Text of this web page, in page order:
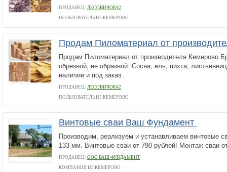
ПРОДАВЕЦ: ЛЕСОВИЧОК42
ПОЛЬЗОВАТЕЛЬ ИЗ КЕМЕРОВО
Продам Пиломатериал от
Продам Пиломатериал от производителя Кемерово
обрезной, не образной. Сосна, ель, пихта,
наличии и под заказ.
ПРОДАВЕЦ: ЛЕСОВИЧОК42
ПОЛЬЗОВАТЕЛЬ ИЗ КЕМЕРОВО
Винтовые сваи Ваш Фундамент
Производим, реализуем и устанавливаем винтовые
133 мм. Винтовые сваи от 790 рублей! Монтаж сваи
ПРОДАВЕЦ: ООО ВАШ ФУНДАМЕНТ
КОМПАНИЯ ИЗ КЕМЕРОВО